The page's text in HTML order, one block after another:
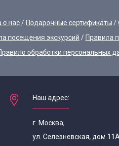
о нас Подарочные сертификаты
посещения экскурсий
Правила
обработки персональных
Наш адрес:
г. Москва,
ул. Селезневская, дом 11А